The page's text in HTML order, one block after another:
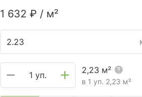
1 632 ₽ / м²
1 уп.
2,23 м²
в 1 уп. 2,23 м²